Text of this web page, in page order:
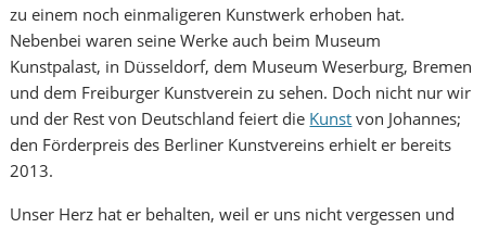
zu einem noch einmaligeren Kunstwerk erhoben hat.
Nebenbei waren seine Werke auch beim Museum
Kunstpalast, in Düsseldorf, dem Museum Weserburg, Bremen
und dem Freiburger Kunstverein zu sehen. Doch nicht nur wir
und der Rest von Deutschland feiert die Kunst von Johannes;
den Förderpreis des Berliner Kunstvereins erhielt er bereits
2013.
Unser Herz hat er behalten, weil er uns nicht vergessen und